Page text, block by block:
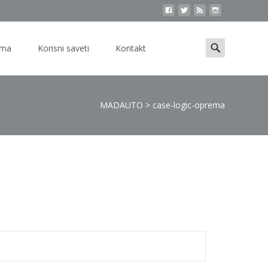
Korisni saveti Kontakt
Search
for:
MADAUTO > case-logic-oprema